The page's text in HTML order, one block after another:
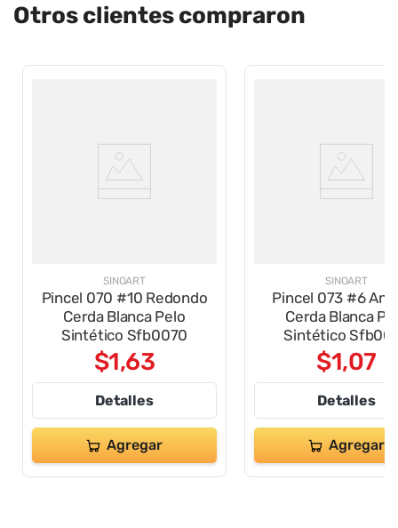
Otros clientes compraron
SINOART
Pincel 070 #10 Redondo
Cerda Blanca Pelo
Sintético Sfb0070
$1,63
Detalles
Agregar
SINOART
Pincel 073 #6
Cerda Blanca
Sintético
$1,07
Detalles
Agregar